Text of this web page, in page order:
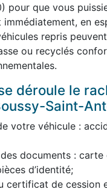
pour que vous
en
repris
ou recyclés
déroule le
Saint-
votre véhicule :
documents :
d’identité;
certificat de cession